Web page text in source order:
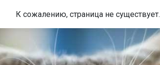
К сожалению, страница не существует.